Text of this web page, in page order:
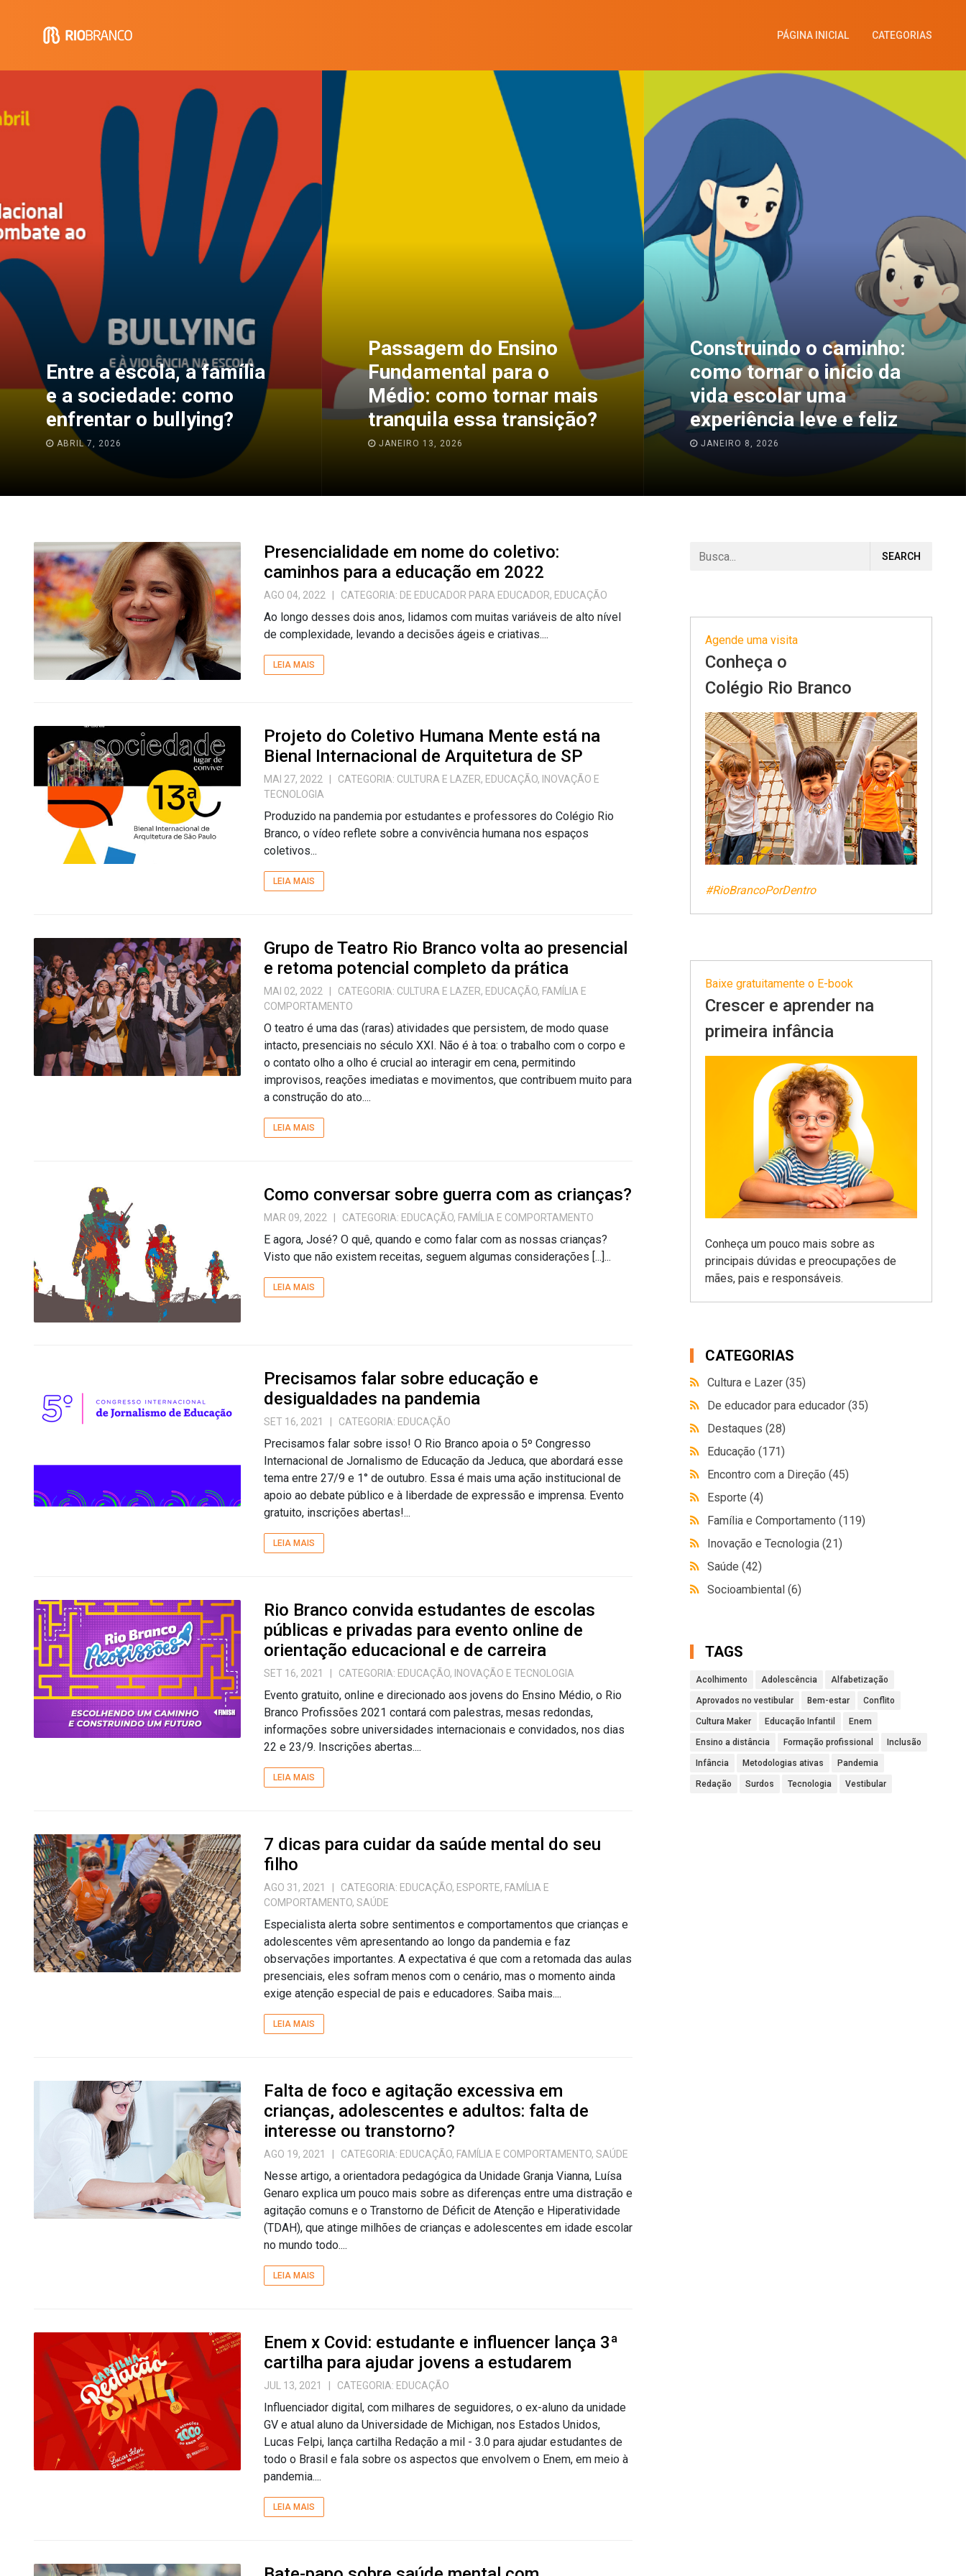
PÁGINA INICIAL CATEGORIAS
Entre a escola, a família
e a sociedade: como
enfrentar o bullying?
ABRIL 7, 2026
Passagem do Ensino
Fundamental para o
Médio: como tornar mais
tranquila essa transição?
JANEIRO 13, 2026
Construindo o caminho:
como tornar o início da
vida escolar uma
experiência leve e feliz
JANEIRO 8, 2026
Presencialidade em nome do coletivo:
caminhos para a educação em 2022
AGO 04, 2022 | CATEGORIA: DE EDUCADOR PARA EDUCADOR, EDUCAÇÃO
Ao longo desses dois anos, lidamos com muitas variáveis de alto nível
de complexidade, levando a decisões ágeis e criativas....
LEIA MAIS
Projeto do Coletivo Humana Mente está na
Bienal Internacional de Arquitetura de SP
MAI 27, 2022 | CATEGORIA: CULTURA E LAZER, EDUCAÇÃO, INOVAÇÃO E
TECNOLOGIA
Produzido na pandemia por estudantes e professores do Colégio Rio
Branco, o vídeo reflete sobre a convivência humana nos espaços
coletivos...
LEIA MAIS
Grupo de Teatro Rio Branco volta ao presencial
e retoma potencial completo da prática
MAI 02, 2022 | CATEGORIA: CULTURA E LAZER, EDUCAÇÃO, FAMÍLIA E
COMPORTAMENTO
O teatro é uma das (raras) atividades que persistem, de modo quase
intacto, presenciais no século XXI. Não é à toa: o trabalho com o corpo e
o contato olho a olho é crucial ao interagir em cena, permitindo
improvisos, reações imediatas e movimentos, que contribuem muito para
a construção do ato....
LEIA MAIS
Como conversar sobre guerra com as crianças?
MAR 09, 2022 | CATEGORIA: EDUCAÇÃO, FAMÍLIA E COMPORTAMENTO
E agora, José? O quê, quando e como falar com as nossas crianças?
Visto que não existem receitas, seguem algumas considerações [...]...
LEIA MAIS
Precisamos falar sobre educação e
desigualdades na pandemia
SET 16, 2021 | CATEGORIA: EDUCAÇÃO
Precisamos falar sobre isso! O Rio Branco apoia o 5º Congresso
Internacional de Jornalismo de Educação da Jeduca, que abordará esse
tema entre 27/9 e 1° de outubro. Essa é mais uma ação institucional de
apoio ao debate público e à liberdade de expressão e imprensa. Evento
gratuito, inscrições abertas!...
LEIA MAIS
Rio Branco convida estudantes de escolas
públicas e privadas para evento online de
orientação educacional e de carreira
SET 16, 2021 | CATEGORIA: EDUCAÇÃO, INOVAÇÃO E TECNOLOGIA
Evento gratuito, online e direcionado aos jovens do Ensino Médio, o Rio
Branco Profissões 2021 contará com palestras, mesas redondas,
informações sobre universidades internacionais e convidados, nos dias
22 e 23/9. Inscrições abertas....
LEIA MAIS
7 dicas para cuidar da saúde mental do seu
filho
AGO 31, 2021 | CATEGORIA: EDUCAÇÃO, ESPORTE, FAMÍLIA E
COMPORTAMENTO, SAÚDE
Especialista alerta sobre sentimentos e comportamentos que crianças e
adolescentes vêm apresentando ao longo da pandemia e faz
observações importantes. A expectativa é que com a retomada das aulas
presenciais, eles sofram menos com o cenário, mas o momento ainda
exige atenção especial de pais e educadores. Saiba mais....
LEIA MAIS
Falta de foco e agitação excessiva em
crianças, adolescentes e adultos: falta de
interesse ou transtorno?
AGO 19, 2021 | CATEGORIA: EDUCAÇÃO, FAMÍLIA E COMPORTAMENTO, SAÚDE
Nesse artigo, a orientadora pedagógica da Unidade Granja Vianna, Luísa
Genaro explica um pouco mais sobre as diferenças entre uma distração e
agitação comuns e o Transtorno de Déficit de Atenção e Hiperatividade
(TDAH), que atinge milhões de crianças e adolescentes em idade escolar
no mundo todo....
LEIA MAIS
Enem x Covid: estudante e influencer lança 3ª
cartilha para ajudar jovens a estudarem
JUL 13, 2021 | CATEGORIA: EDUCAÇÃO
Influenciador digital, com milhares de seguidores, o ex-aluno da unidade
GV e atual aluno da Universidade de Michigan, nos Estados Unidos,
Lucas Felpi, lança cartilha Redação a mil - 3.0 para ajudar estudantes de
todo o Brasil e fala sobre os aspectos que envolvem o Enem, em meio à
pandemia....
LEIA MAIS
Agende uma visita
Conheça o
Colégio Rio Branco
#RioBrancoPorDentro
Baixe gratuitamente o E-book
Crescer e aprender na
primeira infância
Conheça um pouco mais sobre as
principais dúvidas e preocupações de
mães, pais e responsáveis.
CATEGORIAS
Cultura e Lazer(35)
De educador para educador(35)
Destaques(28)
Educação(171)
Encontro com a Direção(45)
Esporte(4)
Família e Comportamento(119)
Inovação e Tecnologia(21)
Saúde(42)
Socioambiental(6)
TAGS
Acolhimento Adolescência Alfabetização
Aprovados no vestibular Bem-estar Conflito
Cultura Maker Educação Infantil Enem
Ensino a distância Formação profissional Inclusão
Infância Metodologias ativas Pandemia
Redação Surdos Tecnologia Vestibular